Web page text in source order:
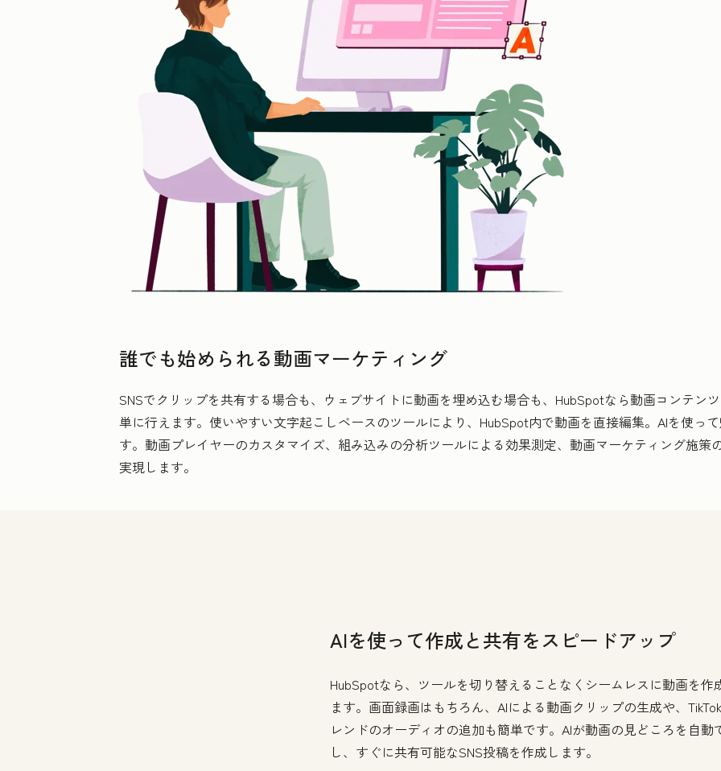
誰でも始められる動画マーケティング
SNSでクリップを共有する場合も、ウェブサイトに動画を埋め込む場合も、HubSpotなら動画コンテン
単に行えます。使いやすい文字起こしベースのツールにより、HubSpot内で動画を直接編集。AIを使っ
す。動画プレイヤーのカスタマイズ、組み込みの分析ツールによる効果測定、動画マーケティング施策
実現します。
AIを使って作成と共有をスピードアップ
HubSpotなら、ツールを切り替えることなくシームレスに動画を作
ます。画面録画はもちろん、AIによる動画クリップの生成や、
レンドのオーディオの追加も簡単です。AIが動画の見どころを自動
し、すぐに共有可能なSNS投稿を作成します。